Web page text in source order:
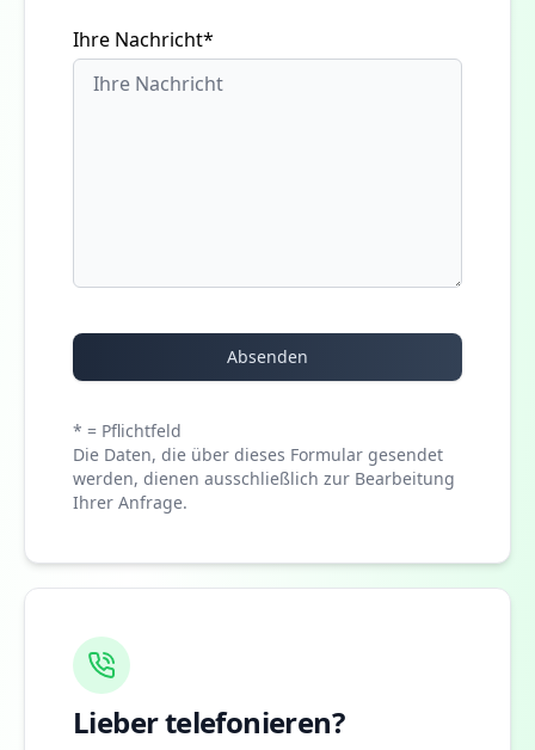
Ihre Nachricht*
Absenden
* = Pflichtfeld
Die Daten, die über dieses Formular gesendet
werden, dienen ausschließlich zur Bearbeitung
Ihrer Anfrage.
Lieber telefonieren?